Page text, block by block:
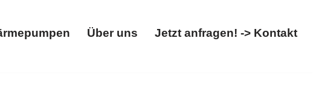
Über uns Jetzt anfragen! -> Kontakt